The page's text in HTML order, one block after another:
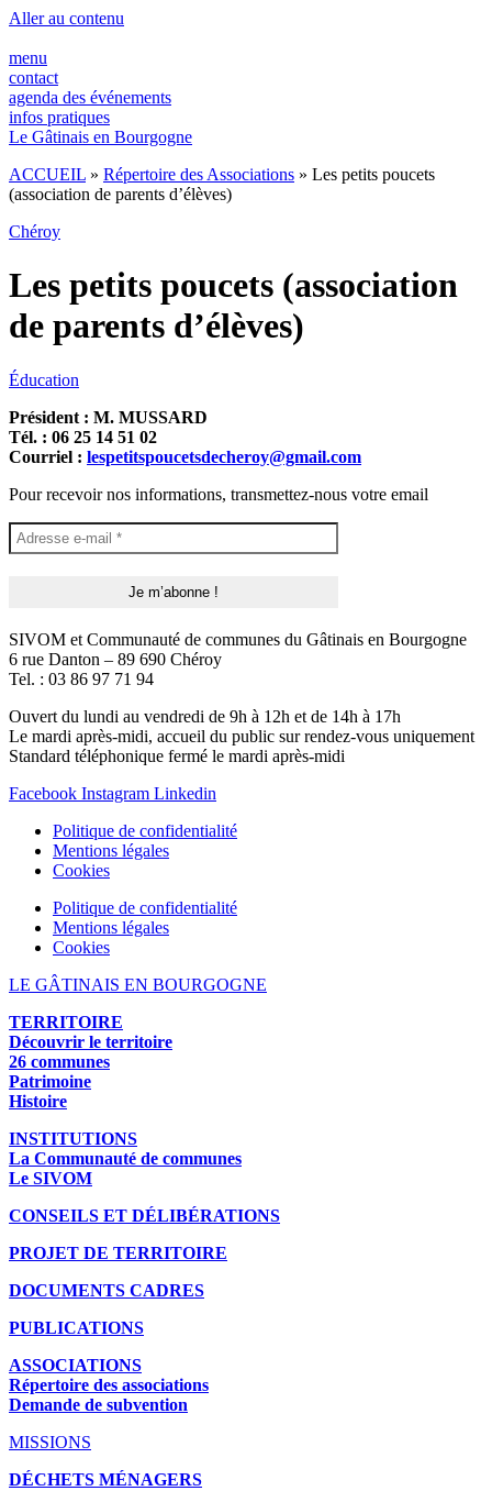
Aller au contenu
menu
contact
agenda des événements
infos pratiques
Le Gâtinais en Bourgogne
ACCUEIL » Répertoire des Associations » Les petits poucets
(association de parents d’élèves)
Chéroy
Les petits poucets (association
de parents d’élèves)
Éducation
Président : M. MUSSARD
Tél. : 06 25 14 51 02
Courriel : lespetitspoucetsdecheroy@gmail.com
Pour recevoir nos informations, transmettez-nous votre email
SIVOM et Communauté de communes du Gâtinais en Bourgogne
6 rue Danton – 89 690 Chéroy
Tel. : 03 86 97 71 94
Ouvert du lundi au vendredi de 9h à 12h et de 14h à 17h
Le mardi après-midi, accueil du public sur rendez-vous uniquement
Standard téléphonique fermé le mardi après-midi
Facebook Instagram Linkedin
Politique de confidentialité
Mentions légales
Cookies
Politique de confidentialité
Mentions légales
Cookies
LE GÂTINAIS EN BOURGOGNE
TERRITOIRE
Découvrir le territoire
26 communes
Patrimoine
Histoire
INSTITUTIONS
La Communauté de communes
Le SIVOM
CONSEILS ET DÉLIBÉRATIONS
PROJET DE TERRITOIRE
DOCUMENTS CADRES
PUBLICATIONS
ASSOCIATIONS
Répertoire des associations
Demande de subvention
MISSIONS
DÉCHETS MÉNAGERS